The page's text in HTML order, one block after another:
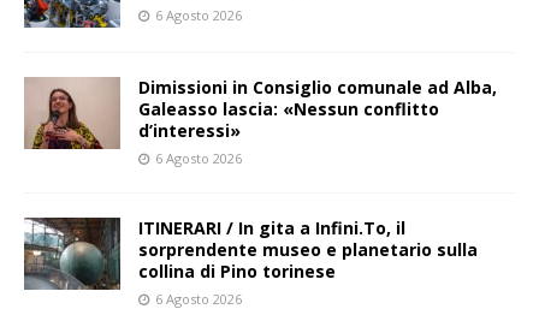
6 Agosto 2026
Dimissioni in Consiglio comunale ad Alba,
Galeasso lascia: «Nessun conflitto
d’interessi»
6 Agosto 2026
ITINERARI / In gita a Infini.To, il
sorprendente museo e planetario sulla
collina di Pino torinese
6 Agosto 2026